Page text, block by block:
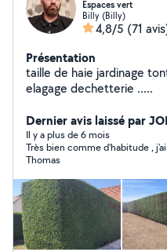
Espaces vert
Billy (Billy)
4,8/5 (71
Présentation
taille de haie jardinage
elagage dechetterie .....
Dernier avis laissé par
Il y a plus de 6 mois
Très bien comme d'habitude ,
Thomas